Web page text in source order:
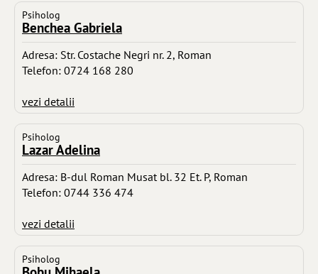
Psiholog
Benchea Gabriela
Adresa: Str. Costache Negri nr. 2, Roman
Telefon: 0724 168 280
vezi detalii
Psiholog
Lazar Adelina
Adresa: B-dul Roman Musat bl. 32 Et. P, Roman
Telefon: 0744 336 474
vezi detalii
Psiholog